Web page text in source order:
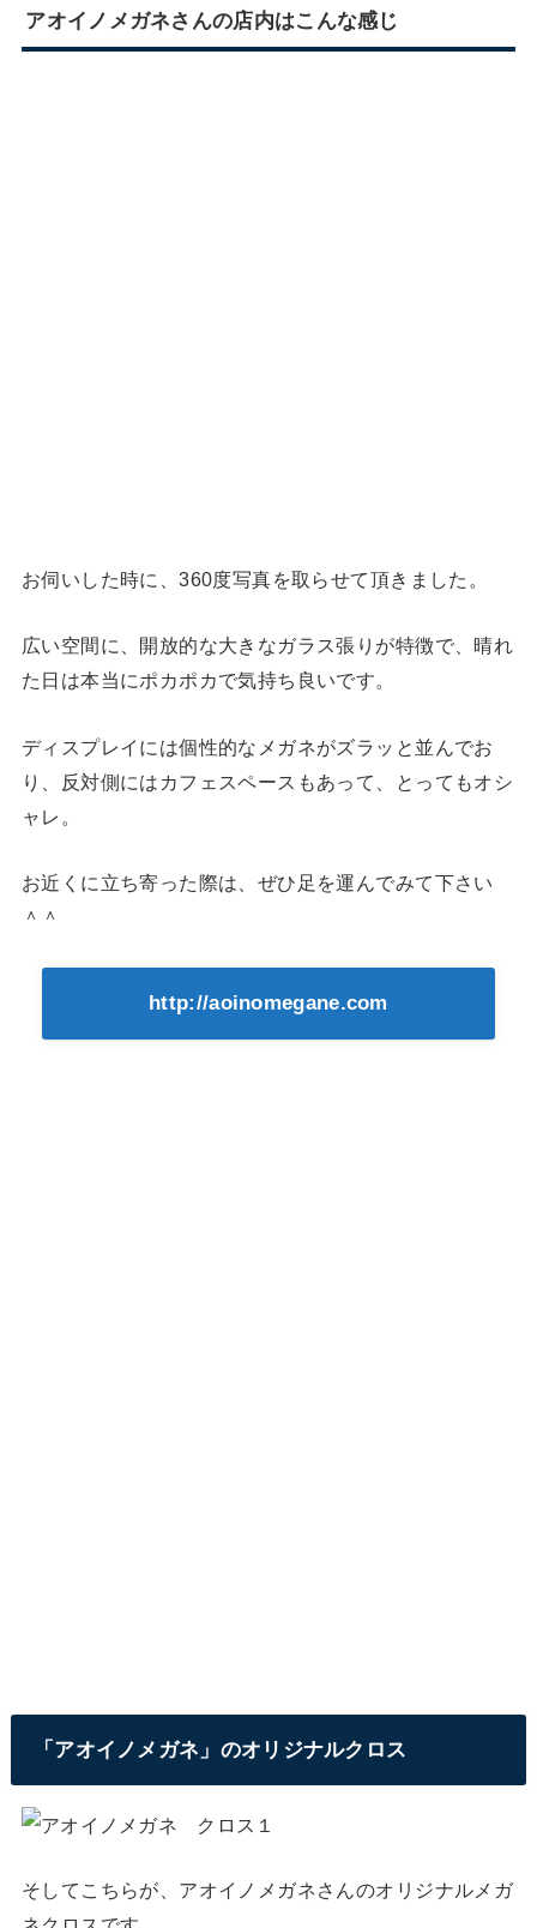
アオイノメガネさんの店内はこんな感じ
お伺いした時に、360度写真を取らせて頂きました。
広い空間に、開放的な大きなガラス張りが特徴で、晴れ
た日は本当にポカポカで気持ち良いです。
ディスプレイには個性的なメガネがズラッと並んでお
り、反対側にはカフェスペースもあって、とってもオシ
ャレ。
お近くに立ち寄った際は、ぜひ足を運んでみて下さい
＾＾
http://aoinomegane.com
「アオイノメガネ」のオリジナルクロス
そしてこちらが、アオイノメガネさんのオリジナルメガ